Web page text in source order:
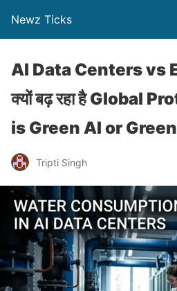
Newz Ticks
AI Data Centers vs
क्यों बढ़ रहा है Global
is Green AI or
Tripti Singh